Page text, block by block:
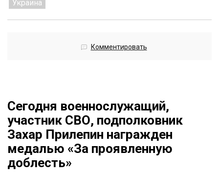
Украина
Комментировать
Сегодня военнослужащий,
участник СВО, подполковник
Захар Прилепин награжден
медалью «За проявленную
доблесть»